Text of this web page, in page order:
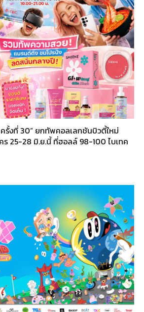
รั้งที่ 30” ยกทัพคอลเลกชันบิวตี้ใหม่
ร 25-28 มิ.ย.นี้ ที่ฮอลล์ 98-100 ไบเทค